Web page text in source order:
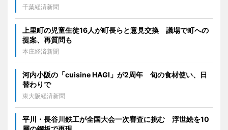
千葉経済新聞
上里町の児童生徒16人が町長らと意見交換 議場で町への
提案、再質問も
本庄経済新聞
河内小阪の「cuisine HAGI」が2周年 旬の食材使い、日
替わりで
東大阪経済新聞
平川・長谷川鉄工が全国大会一次審査に挑む 浮世絵を10